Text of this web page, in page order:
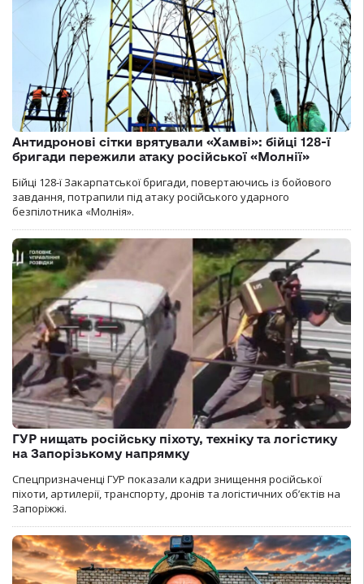
Антидронові сітки врятували «Хамві»: бійці 128-ї
бригади пережили атаку російської «Молнії»
Бійці 128-ї Закарпатської бригади, повертаючись із бойового
завдання, потрапили під атаку російського ударного
безпілотника «Молнія».
ГУР нищать російську піхоту, техніку та логістику
на Запорізькому напрямку
Спецпризначенці ГУР показали кадри знищення російської
піхоти, артилерії, транспорту, дронів та логістичних об’єктів на
Запоріжжі.